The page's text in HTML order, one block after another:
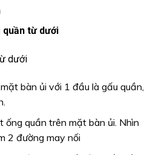
quần từ dưới
bàn ủi với 1 đầu là gấu quần,
ống quần trên mặt bàn ủi. Nhìn
2 đường may nối